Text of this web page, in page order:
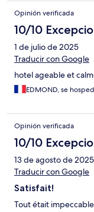
Opinión verificada
10/10
1 de julio de 2025
Traducir con Google
hotel ageable et
EDMOND, se
Opinión verificada
10/10
13 de agosto de 2025
Traducir con Google
Satisfait!
Tout était